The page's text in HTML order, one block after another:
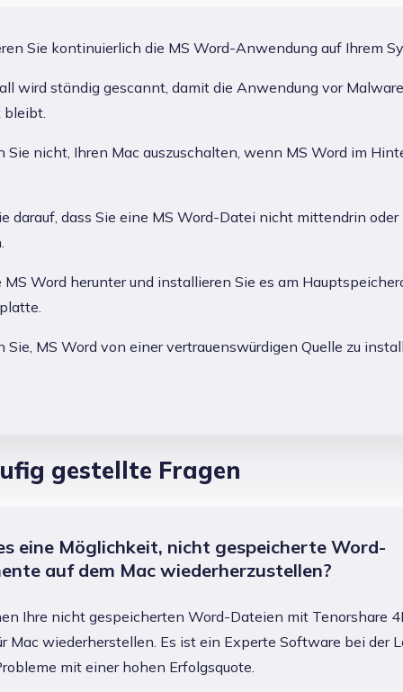
Sie kontinuierlich die MS Word-Anwendung auf Ihrem
wird ständig gescannt, damit die Anwendung vor
bleibt.
Sie nicht, Ihren Mac auszuschalten, wenn MS Word im
darauf, dass Sie eine MS Word-Datei nicht mittendrin
MS Word herunter und installieren Sie es am
Sie, MS Word von einer vertrauenswürdigen Quelle zu
gestellte Fragen
eine Möglichkeit, nicht gespeicherte Word-
auf dem Mac wiederherzustellen?
Ihre nicht gespeicherten Word-Dateien mit Tenorshare
Mac wiederherstellen. Es ist ein Experte Software bei der
mit einer hohen Erfolgsquote.